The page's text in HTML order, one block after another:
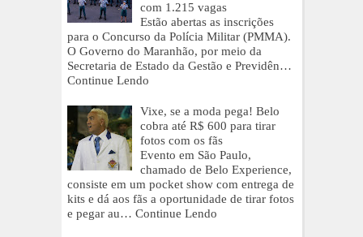
com 1.215 vagas
Estão abertas as inscrições
para o Concurso da Polícia Militar (PMMA).
O Governo do Maranhão, por meio da
Secretaria de Estado da Gestão e Previdên…
Continue Lendo
Vixe, se a moda pega! Belo
cobra até R$ 600 para tirar
fotos com os fãs
Evento em São Paulo,
chamado de Belo Experience,
consiste em um pocket show com entrega de
kits e dá aos fãs a oportunidade de tirar fotos
e pegar au… Continue Lendo